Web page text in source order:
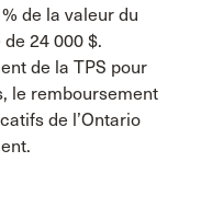
de la valeur du
24 000 $.
de la TPS pour
le remboursement
de l’Ontario